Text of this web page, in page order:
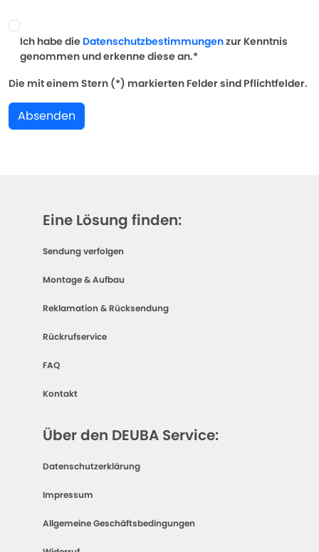
Ich habe die Datenschutzbestimmungenzur Kenntnis
genommen und erkenne diese an.*
Die mit einem Stern (*) markierten Felder sind Pflichtfelder.
Absenden
Eine Lösung finden:
Sendung verfolgen
Montage & Aufbau
Reklamation & Rücksendung
Rückrufservice
FAQ
Kontakt
Über den DEUBA Service:
Datenschutzerklärung
Impressum
Allgemeine Geschäftsbedingungen